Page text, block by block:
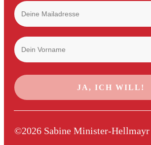
JA, ICH WILL!
©2026 Sabine Minister-Hellmayr